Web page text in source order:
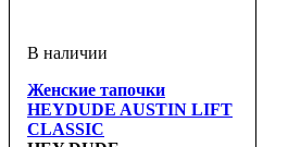
Женские тапочки
HEYDUDE AUSTIN LIFT
CLASSIC